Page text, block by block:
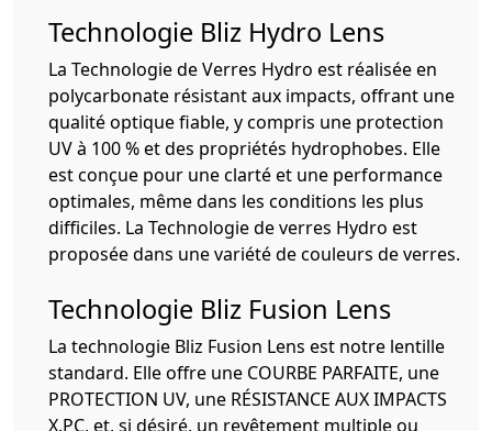
Technologie Bliz Hydro Lens
La Technologie de Verres Hydro est réalisée en
polycarbonate résistant aux impacts, offrant une
qualité optique fiable, y compris une protection
UV à 100 % et des propriétés hydrophobes. Elle
est conçue pour une clarté et une performance
optimales, même dans les conditions les plus
difficiles. La Technologie de verres Hydro est
proposée dans une variété de couleurs de verres.
Technologie Bliz Fusion Lens
La technologie Bliz Fusion Lens est notre lentille
standard. Elle offre une COURBE PARFAITE, une
PROTECTION UV, une RÉSISTANCE AUX IMPACTS
X.PC, et, si désiré, un revêtement multiple ou